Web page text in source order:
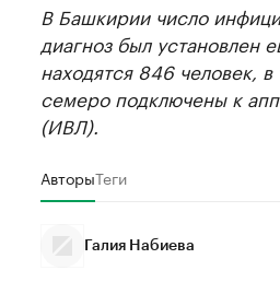
В Башкирии число
диагноз был установлен
находятся 846 человек,
семеро подключены к
(ИВЛ).
АвторыТеги
Галия Набиева